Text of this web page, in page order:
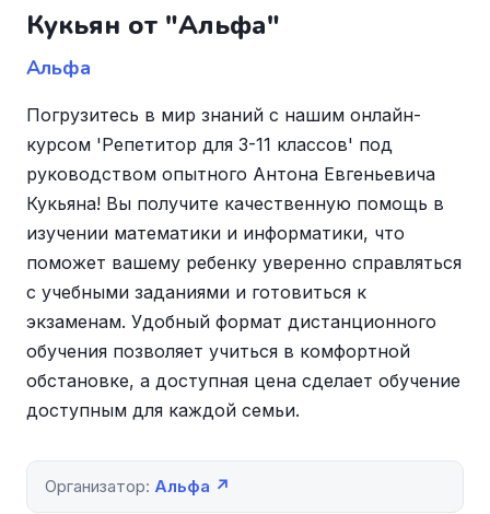
Кукьян от "Альфа"
Альфа
Погрузитесь в мир знаний с нашим онлайн-
курсом 'Репетитор для 3-11 классов' под
руководством опытного Антона Евгеньевича
Кукьяна! Вы получите качественную помощь в
изучении математики и информатики, что
поможет вашему ребенку уверенно справляться
с учебными заданиями и готовиться к
экзаменам. Удобный формат дистанционного
обучения позволяет учиться в комфортной
обстановке, а доступная цена сделает обучение
доступным для каждой семьи.
Организатор: Альфа ↗